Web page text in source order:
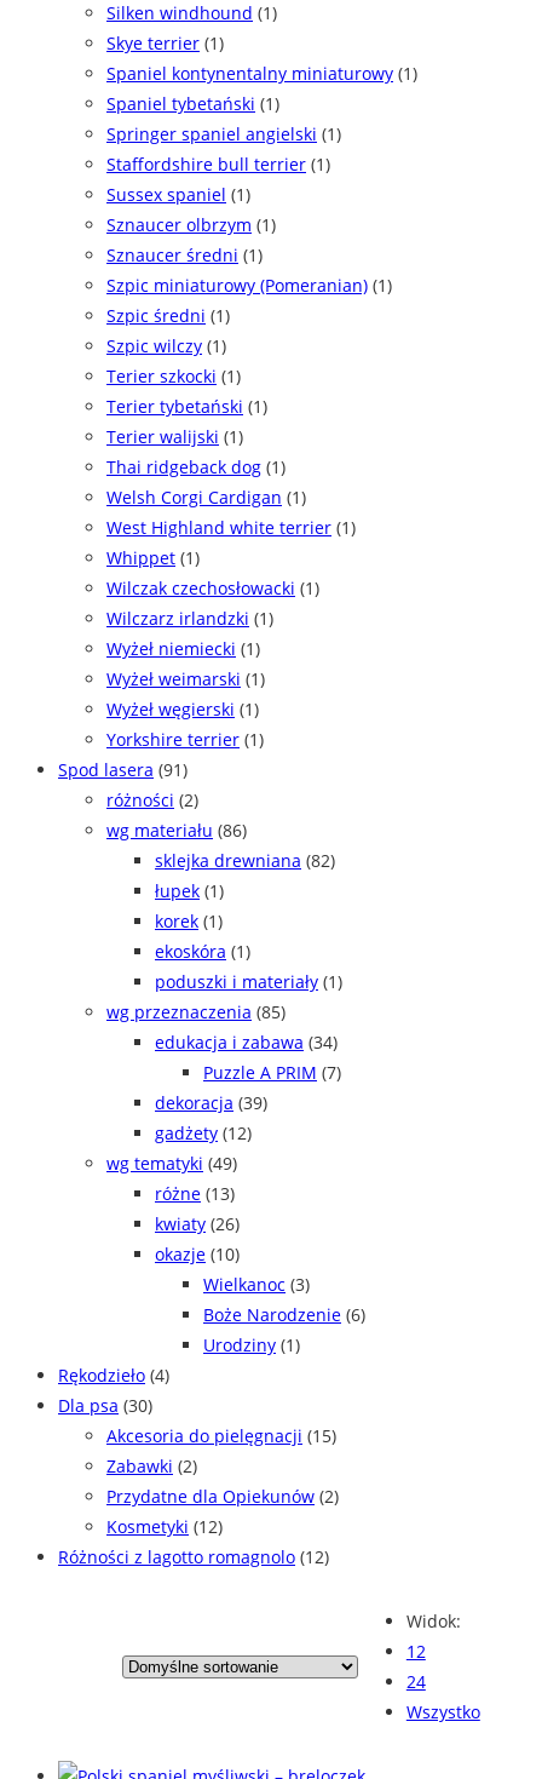
Widok:
12
24
Wszystko
Silken windhound (1)
Skye terrier (1)
Spaniel kontynentalny miniaturowy (1)
Spaniel tybetański (1)
Springer spaniel angielski (1)
Staffordshire bull terrier (1)
Sussex spaniel (1)
Sznaucer olbrzym (1)
Sznaucer średni (1)
Szpic miniaturowy (Pomeranian) (1)
Szpic średni (1)
Szpic wilczy (1)
Terier szkocki (1)
Terier tybetański (1)
Terier walijski (1)
Thai ridgeback dog (1)
Welsh Corgi Cardigan (1)
West Highland white terrier (1)
Whippet (1)
Wilczak czechosłowacki (1)
Wilczarz irlandzki (1)
Wyżeł niemiecki (1)
Wyżeł weimarski (1)
Wyżeł węgierski (1)
Yorkshire terrier (1)
Spod lasera (91)
różności (2)
wg materiału (86)
sklejka drewniana (82)
łupek (1)
korek (1)
ekoskóra (1)
poduszki i materiały (1)
wg przeznaczenia (85)
edukacja i zabawa (34)
Puzzle A PRIM (7)
dekoracja (39)
gadżety (12)
wg tematyki (49)
różne (13)
kwiaty (26)
okazje (10)
Wielkanoc (3)
Boże Narodzenie (6)
Urodziny (1)
Rękodzieło (4)
Dla psa (30)
Akcesoria do pielęgnacji (15)
Zabawki (2)
Przydatne dla Opiekunów (2)
Kosmetyki (12)
Różności z lagotto romagnolo (12)